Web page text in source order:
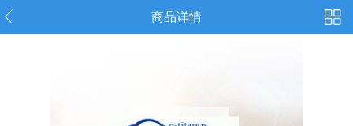
商品详情